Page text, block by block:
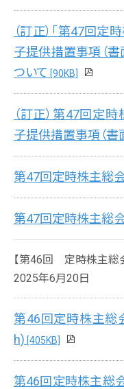
（訂正）「第47回
子提供措置事項（書
ついて [90KB]
（訂正）第47回定
子提供措置事項（書
第47回定時株主総
第47回定時株主総
【第46回 定時株主総
2025年6月20日
第46回定時株主総
h) [405KB]
第46回定時株主総